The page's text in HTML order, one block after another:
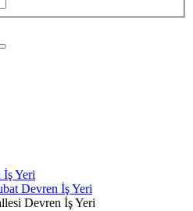
İş Yeri
Devren İş Yeri
Devren İş Yeri